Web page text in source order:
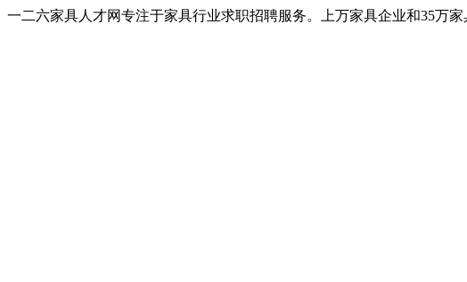
一二六家具人才网专注于家具行业求职招聘服务。上万家具企业和35万